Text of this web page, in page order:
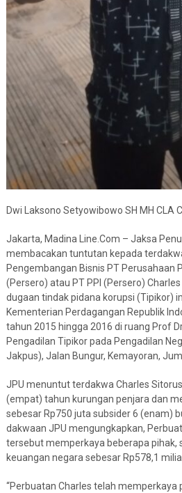
Dwi Laksono Setyowibowo SH MH CLA
Jakarta, Madina Line.Com – Jaksa
membacakan tuntutan kepada
Pengembangan Bisnis PT Perusahaan
(Persero) atau PT PPI (Persero)
dugaan tindak pidana korupsi (Tipikor)
Kementerian Perdagangan Republik
tahun 2015 hingga 2016 di ruang Prof
Pengadilan Tipikor pada Pengadilan
Jakpus), Jalan Bungur, Kemayoran,
JPU menuntut terdakwa Charles
(empat) tahun kurungan penjara dan
sebesar Rp750 juta subsider 6 (enam)
dakwaan JPU mengungkapkan,
tersebut memperkaya beberapa pihak,
keuangan negara sebesar Rp578,1
“Perbuatan Charles telah memperkaya